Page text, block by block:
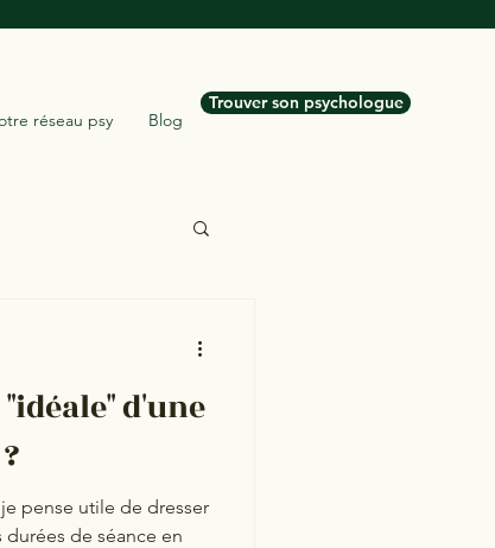
réseau psy Blog
Trouver son psychologue
d'une
pense utile de dresser
de séance en